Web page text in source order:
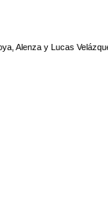
Alenza y Lucas